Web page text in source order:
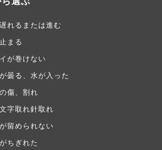
れるまたは進む
まる
が巻けない
曇る、水が入った
傷、割れ
字取れ針取れ
留められない
ちぎれた